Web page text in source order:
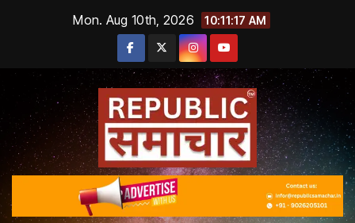
Mon. Aug 10th, 2026 10:11:17 AM